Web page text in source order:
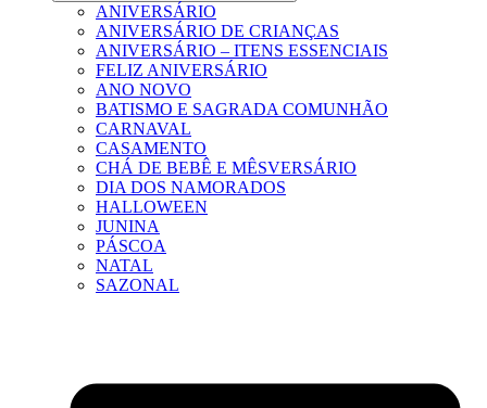
ANIVERSÁRIO
ANIVERSÁRIO DE CRIANÇAS
ANIVERSÁRIO – ITENS ESSENCIAIS
FELIZ ANIVERSÁRIO
ANO NOVO
BATISMO E SAGRADA COMUNHÃO
CARNAVAL
CASAMENTO
CHÁ DE BEBÊ E MÊSVERSÁRIO
DIA DOS NAMORADOS
HALLOWEEN
JUNINA
PÁSCOA
NATAL
SAZONAL